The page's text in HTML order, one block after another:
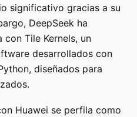
significativo gracias a su
DeepSeek ha
Tile Kernels, un
desarrollados con
diseñados para
Huawei se perfila como